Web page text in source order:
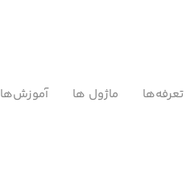
تعرفه‌ها ماژول ها آموزش‌ها